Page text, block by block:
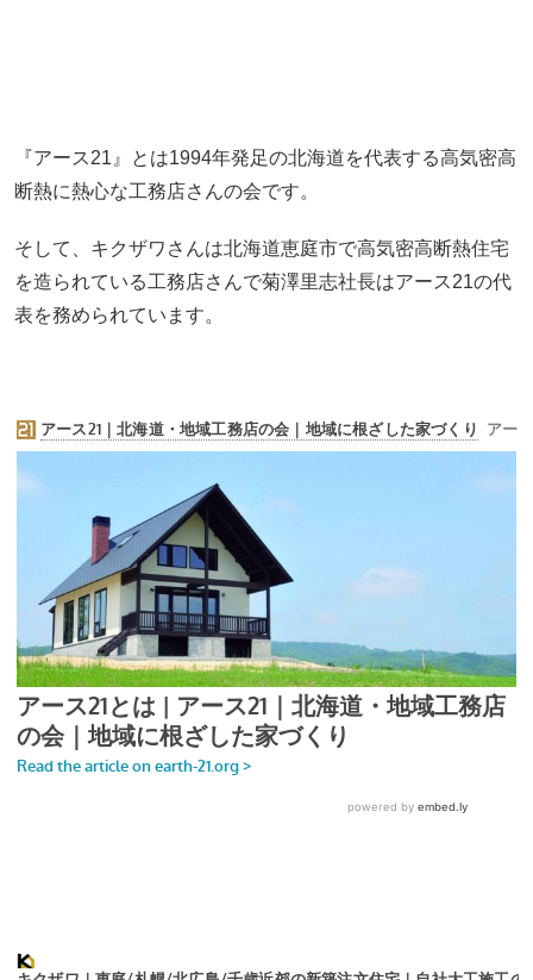
『アース21』とは1994年発足の北海道を代表する高気密高
断熱に熱心な工務店さんの会です。
そして、キクザワさんは北海道恵庭市で高気密高断熱住宅
を造られている工務店さんで菊澤里志社長はアース21の代
表を務められています。